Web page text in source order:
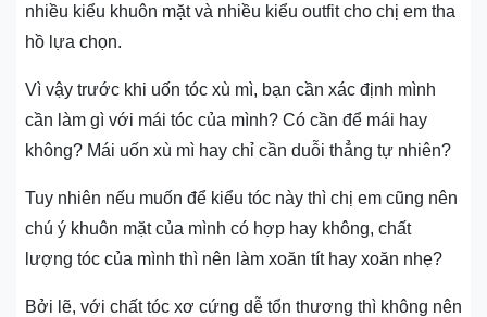
nhiều kiểu khuôn mặt và nhiều kiểu outfit cho chị em tha
hồ lựa chọn.
Vì vậy trước khi uốn tóc xù mì, bạn cần xác định mình
cần làm gì với mái tóc của mình? Có cần để mái hay
không? Mái uốn xù mì hay chỉ cần duỗi thẳng tự nhiên?
Tuy nhiên nếu muốn để kiểu tóc này thì chị em cũng nên
chú ý khuôn mặt của mình có hợp hay không, chất
lượng tóc của mình thì nên làm xoăn tít hay xoăn nhẹ?
Bởi lẽ, với chất tóc xơ cứng dễ tổn thương thì không nên